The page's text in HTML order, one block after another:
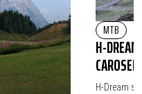
MTB
H-
H-Dream